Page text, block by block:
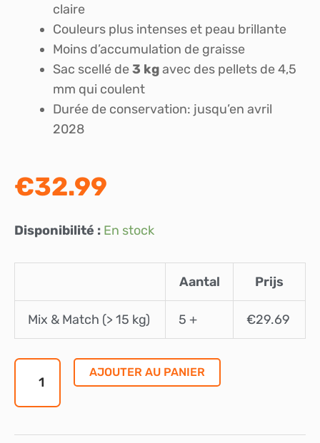
claire
Couleurs plus intenses et peau brillante
Moins d’accumulation de graisse
Sac scellé de3 kgavec des pellets de 4,5
mm qui coulent
Durée de conservation: jusqu’en avril
2028
€32.99
Disponibilité : En stock
Aantal Prijs
Mix & Match (> 15 kg) 5 + €29.69
quantité
Multi
–
AJOUTER AU PANIER